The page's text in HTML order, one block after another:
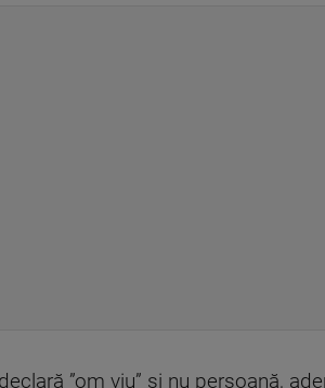
”om viu” și nu persoană,